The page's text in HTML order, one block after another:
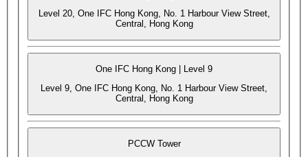
Level 20, One IFC Hong Kong, No. 1 Harbour View Street,
Central, Hong Kong
One IFC Hong Kong | Level 9
Level 9, One IFC Hong Kong, No. 1 Harbour View Street,
Central, Hong Kong
PCCW Tower